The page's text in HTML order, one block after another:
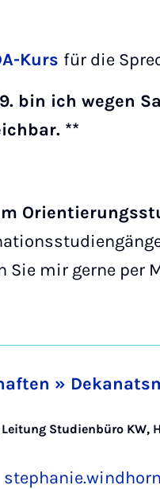
Kurs für die
bin ich wegen
**
Sie mir gerne per
»
Studienbüro KW,